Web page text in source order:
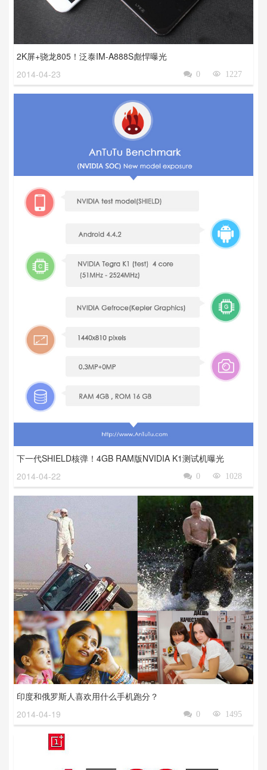
2K屏+骁龙805！泛泰IM-A888S彪悍曝光
2014-04-23
1227

0

下一代SHIELD核弹！4GB RAM版NVIDIA K1测试机曝光
2014-04-22
1028

0

印度和俄罗斯人喜欢用什么手机跑分？
2014-04-19
1495

0
